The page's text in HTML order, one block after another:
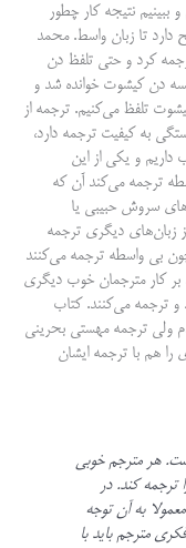
ببینیم نتیجه کار چطور
دارد تا زبان واسط. محمد
کرد و حتی تلفظ دن
دن کیشوت خوانده شد و
تلفظ می‌کنیم. ترجمه از
به کیفیت ترجمه دارد،
و یکی از این
ترجمه می‌کند آن که
سروش حبیبی یا
زبان‌های دیگری ترجمه
بی واسطه ترجمه می‌کنند
بر کار مترجمان خوب دیگری
و ترجمه می‌­کنند. کتاب
ولی ترجمه مهستی بحرینی
را هم با ترجمه ایشان
هر مترجم خوبی
ترجمه کند. در
به آن توجه
مترجم باید با